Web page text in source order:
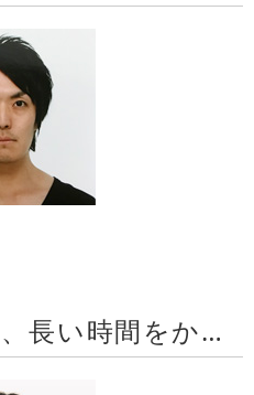
短期集中型のため、長い時間をかけるカリキュラムだと勉強に飽きてしまう気がしました